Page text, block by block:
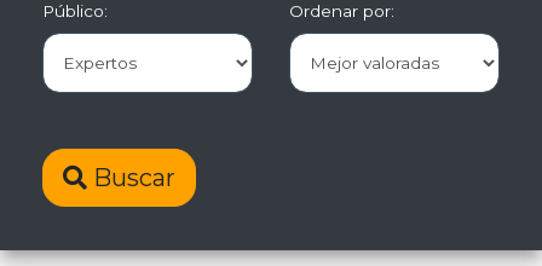
Público: Ordenar por:
Buscar